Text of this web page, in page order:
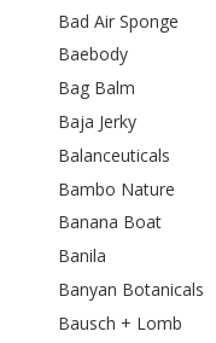
Bad Air Sponge
Baebody
Bag Balm
Baja Jerky
Balanceuticals
Bambo Nature
Banana Boat
Banila
Banyan Botanicals
Bausch + Lomb